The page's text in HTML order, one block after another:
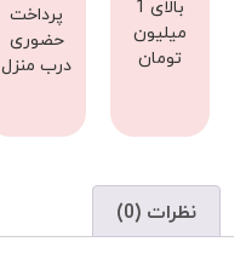
بالای 1
میلیون
تومان
پرداخت
حضوری
درب منزل
نظرات (0)